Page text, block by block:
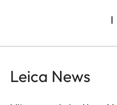
Leica News